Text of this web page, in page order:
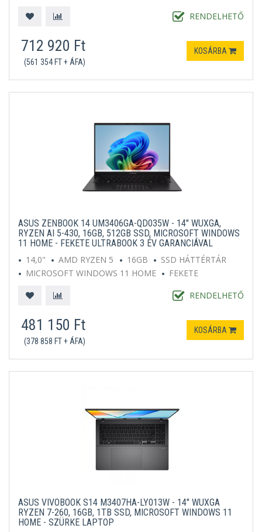
RENDELHETŐ
712 920 Ft
(561 354 FT + ÁFA)
KOSÁRBA
ASUS ZENBOOK 14 UM3406GA-QD035W - 14" WUXGA,
RYZEN AI 5-430, 16GB, 512GB SSD, MICROSOFT WINDOWS
11 HOME - FEKETE ULTRABOOK 3 ÉV GARANCIÁVAL
14,0"
AMD RYZEN 5 16GB
SSD HÁTTÉRTÁR
MICROSOFT WINDOWS 11 HOME
FEKETE
RENDELHETŐ
481 150 Ft
(378 858 FT + ÁFA)
KOSÁRBA
ASUS VIVOBOOK S14 M3407HA-LY013W - 14" WUXGA
RYZEN 7-260, 16GB, 1TB SSD, MICROSOFT WINDOWS 11
HOME - SZÜRKE LAPTOP